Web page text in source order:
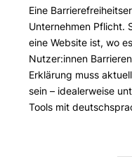
Eine
Unternehmen Pflicht.
eine Website ist, wo
Nutzer:innen
Erklärung muss
sein – idealerweise
Tools mit